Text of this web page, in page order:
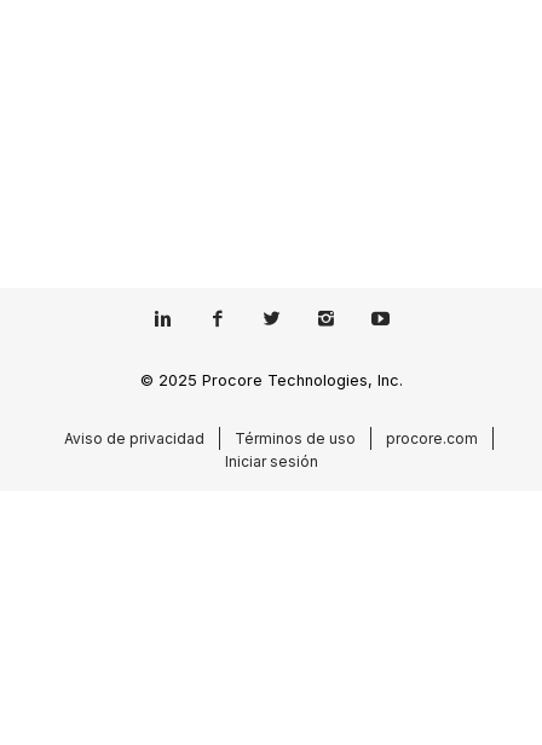
© 2025 Procore Technologies, Inc.
Aviso de privacidad Términos de uso
procore.com
Iniciar sesión